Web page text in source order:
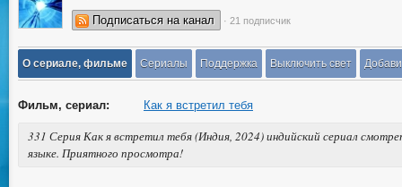
Подписаться на канал · 21 подписчик
О сериале, фильме Сериалы Поддержка Выключить свет
Фильм, сериал: Как я встретил тебя
331 Серия Как я встретил тебя (Индия, 2024) индийский сериал
языке. Приятного просмотра!